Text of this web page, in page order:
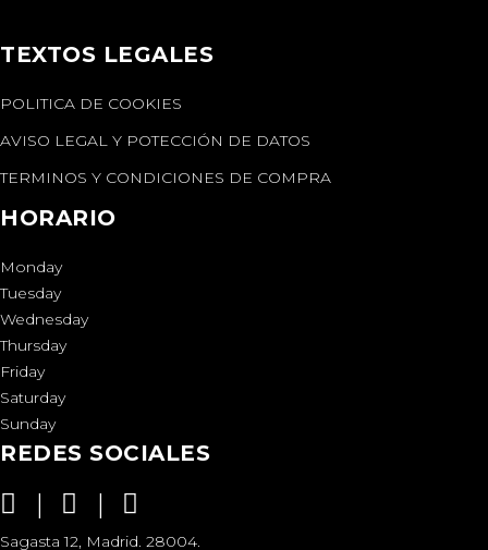
TEXTOS LEGALES
POLITICA DE COOKIES
AVISO LEGAL Y POTECCIÓN DE DATOS
TERMINOS Y CONDICIONES DE COMPRA
HORARIO
Monday
Tuesday
Wednesday
Thursday
Friday
Saturday
Sunday
REDES SOCIALES
Sagasta 12, Madrid. 28004.